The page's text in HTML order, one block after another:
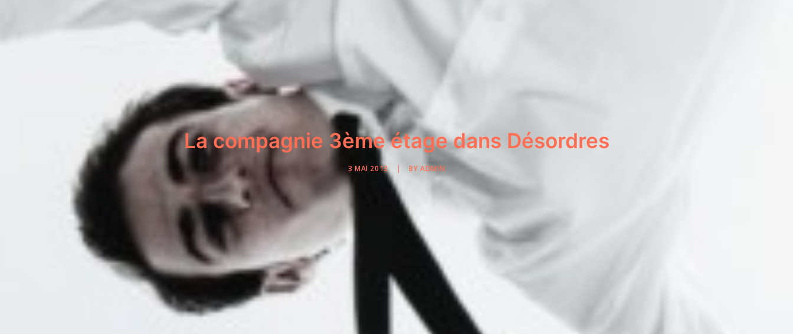
La compagnie 3ème étage dans Désordres
3 MAI 2013 | BYADMIN